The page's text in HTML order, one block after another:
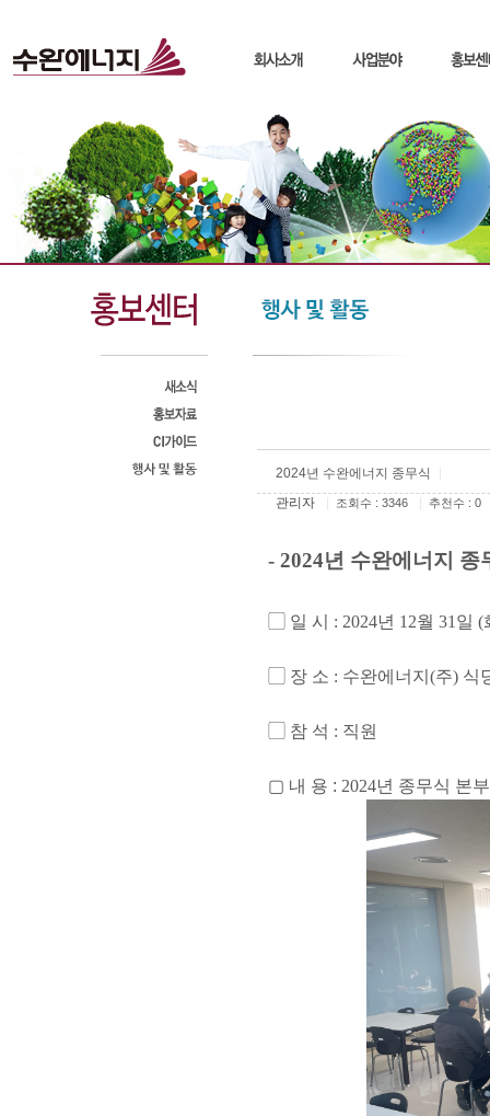
2024년 수완에너지 종무식
관리자
조회수 : 3346 추천수 : 0
- 2024년 수완에너지 종
일 시 : 2024년 12월 31 일 (
장 소 : 수완에너지 (주) 식
참 석 : 직원
▢ 내 용 : 2024년 종무식 본